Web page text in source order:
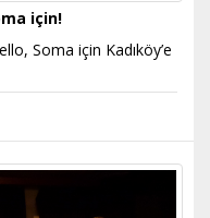
için!
Soma için Kadıköy’e